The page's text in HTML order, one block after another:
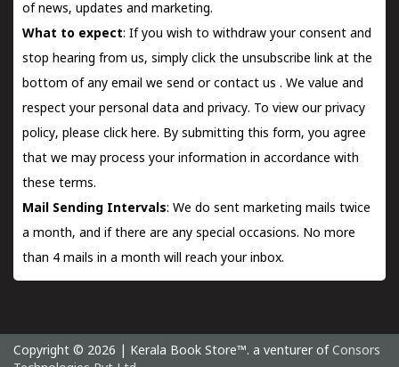
of news, updates and marketing.
What to expect: If you wish to withdraw your consent and
stop hearing from us, simply click the unsubscribe link at the
bottom of any email we send orcontact us . We value and
respect your personal data and privacy. To view our privacy
policy, please click here. By submitting this form, you agree
that we may process your information in accordance with
these terms.
Mail Sending Intervals: We do sent marketing mails twice
a month, and if there are any special occasions. No more
than 4 mails in a month will reach your inbox.
Copyright © 2026 | Kerala Book Store™. a venturer of Consors